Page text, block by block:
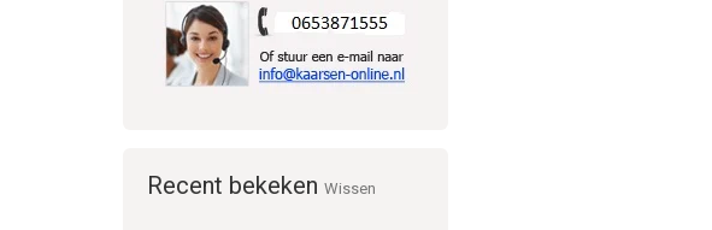
Recent bekeken Wissen